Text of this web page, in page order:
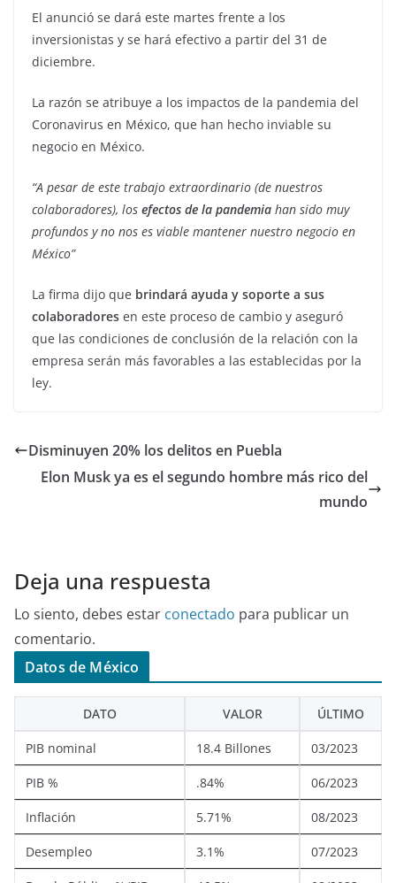
El anunció se dará este martes frente a los
inversionistas y se hará efectivo a partir del 31 de
diciembre.
La razón se atribuye a los impactos de la pandemia del
Coronavirus en México, que han hecho inviable su
negocio en México.
“A pesar de este trabajo extraordinario (de nuestros
colaboradores), los efectos de la pandemia han sido muy
profundos y no nos es viable mantener nuestro negocio en
México”
La firma dijo que brindará ayuda y soporte a sus
colaboradores en este proceso de cambio y aseguró
que las condiciones de conclusión de la relación con la
empresa serán más favorables a las establecidas por la
ley.
Disminuyen 20% los delitos en Puebla
Elon Musk ya es el segundo hombre más rico del
mundo
Deja una respuesta
Lo siento, debes estar conectado para publicar un
comentario.
Datos de México
DATO VALOR ÚLTIMO
PIB nominal 18.4 Billones 03/2023
PIB % .84% 06/2023
Inflación 5.71% 08/2023
Desempleo 3.1% 07/2023